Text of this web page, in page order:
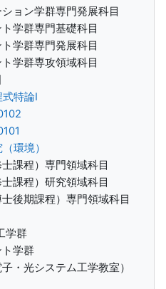
ョン学群専門発展科目
学群専門基礎科目
学群専門発展科目
学群専攻領域科目
特論I
環境）
課程）専門領域科目
課程）研究領域科目
後期課程）専門領域科目
学群
学群
・光システム工学教室）